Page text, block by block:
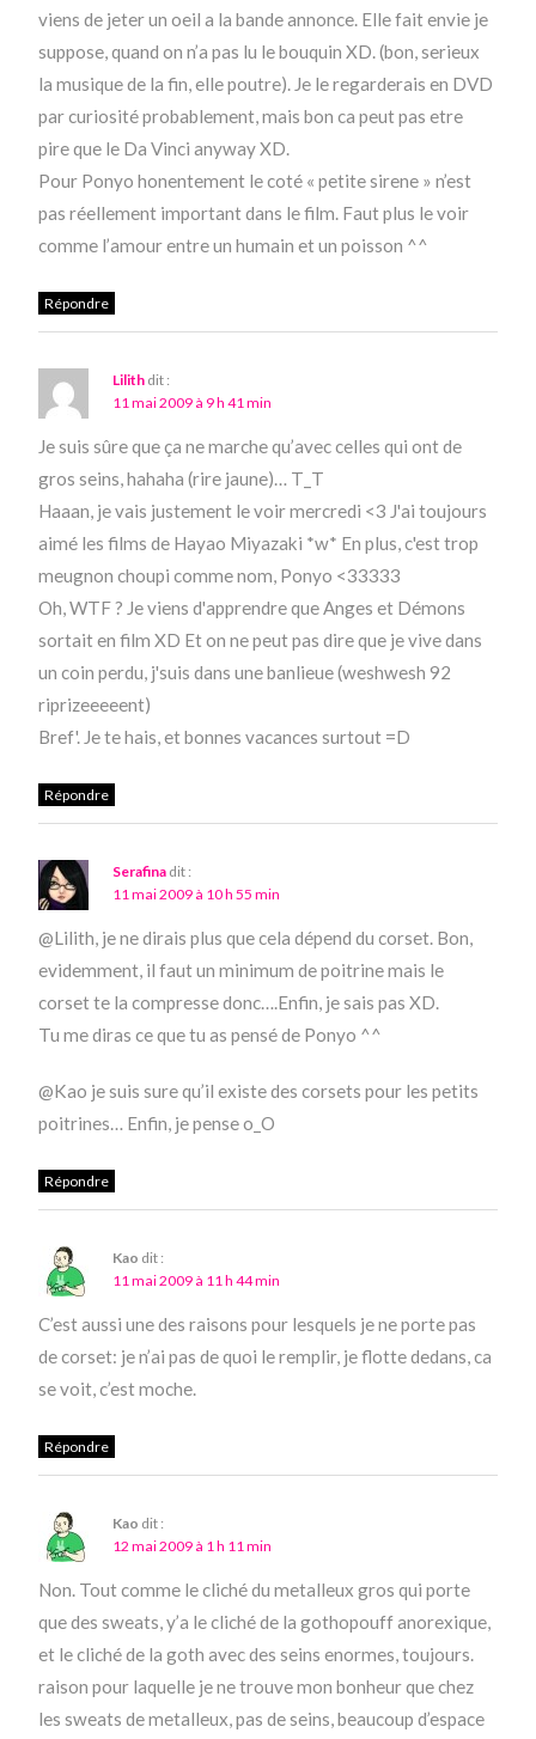
viens de jeter un oeil a la bande annonce. Elle fait envie je
suppose, quand on n’a pas lu le bouquin XD. (bon, serieux
la musique de la fin, elle poutre). Je le regarderais en DVD
par curiosité probablement, mais bon ca peut pas etre
pire que le Da Vinci anyway XD.
Pour Ponyo honentement le coté « petite sirene » n’est
pas réellement important dans le film. Faut plus le voir
comme l’amour entre un humain et un poisson ^^
Répondre
Lilith dit :
11 mai 2009 à 9 h 41 min
Je suis sûre que ça ne marche qu’avec celles qui ont de
gros seins, hahaha (rire jaune)… T_T
Haaan, je vais justement le voir mercredi <3 J'ai toujours
aimé les films de Hayao Miyazaki *w* En plus, c'est trop
meugnon choupi comme nom, Ponyo <33333
Oh, WTF ? Je viens d'apprendre que Anges et Démons
sortait en film XD Et on ne peut pas dire que je vive dans
un coin perdu, j'suis dans une banlieue (weshwesh 92
riprizeeeeent)
Bref'. Je te hais, et bonnes vacances surtout =D
Répondre
Serafina dit :
11 mai 2009 à 10 h 55 min
@Lilith, je ne dirais plus que cela dépend du corset. Bon,
evidemment, il faut un minimum de poitrine mais le
corset te la compresse donc….Enfin, je sais pas XD.
Tu me diras ce que tu as pensé de Ponyo ^^
@Kao je suis sure qu’il existe des corsets pour les petits
poitrines… Enfin, je pense o_O
Répondre
Kao dit :
11 mai 2009 à 11 h 44 min
C’est aussi une des raisons pour lesquels je ne porte pas
de corset: je n’ai pas de quoi le remplir, je flotte dedans, ca
se voit, c’est moche.
Répondre
Kao dit :
12 mai 2009 à 1 h 11 min
Non. Tout comme le cliché du metalleux gros qui porte
que des sweats, y’a le cliché de la gothopouff anorexique,
et le cliché de la goth avec des seins enormes, toujours.
raison pour laquelle je ne trouve mon bonheur que chez
les sweats de metalleux, pas de seins, beaucoup d’espace